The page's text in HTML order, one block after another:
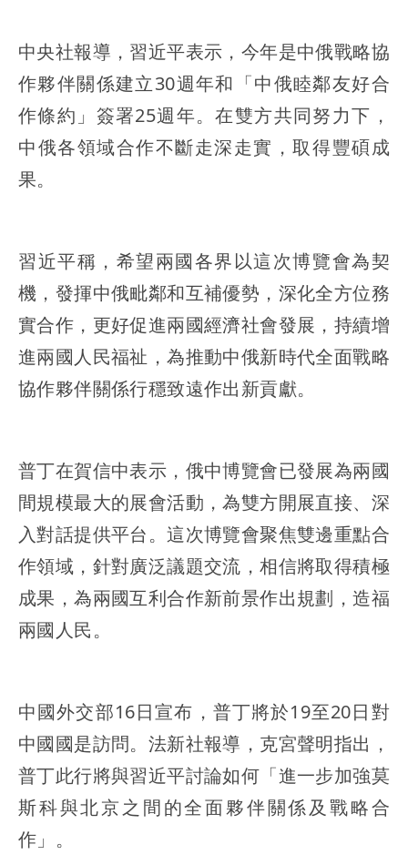
中央社報導，習近平表示，今年是中俄戰略協
作夥伴關係建立30週年和「中俄睦鄰友好合
作條約」簽署25週年。在雙方共同努力下，
中俄各領域合作不斷走深走實，取得豐碩成
果。
習近平稱，希望兩國各界以這次博覽會為契
機，發揮中俄毗鄰和互補優勢，深化全方位務
實合作，更好促進兩國經濟社會發展，持續增
進兩國人民福祉，為推動中俄新時代全面戰略
協作夥伴關係行穩致遠作出新貢獻。
普丁在賀信中表示，俄中博覽會已發展為兩國
間規模最大的展會活動，為雙方開展直接、深
入對話提供平台。這次博覽會聚焦雙邊重點合
作領域，針對廣泛議題交流，相信將取得積極
成果，為兩國互利合作新前景作出規劃，造福
兩國人民。
中國外交部16日宣布，普丁將於19至20日對
中國國是訪問。法新社報導，克宮聲明指出，
普丁此行將與習近平討論如何「進一步加強莫
斯科與北京之間的全面夥伴關係及戰略合
作」。